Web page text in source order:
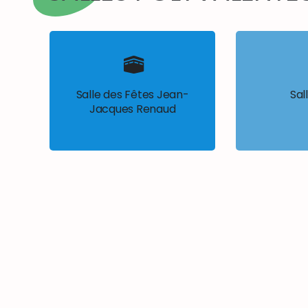
Salle des Fêtes Jean-
Jacques Renaud